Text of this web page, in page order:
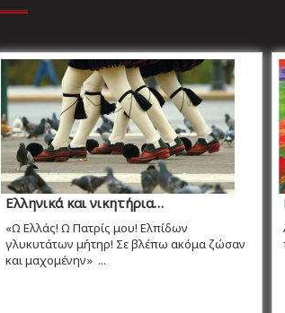
Ελληνικά και νικητήρια…
«Ω Ελλάς! Ω Πατρίς μου! Ελπίδων
γλυκυτάτων μήτηρ! Σε βλέπω ακόμα ζώσαν
και μαχομένην» ...